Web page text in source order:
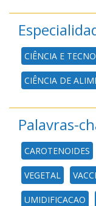
CIÊNCIA E
CIÊNCIA DE
Palavras-
CAROTENOIDES
VEGETAL
UMIDIFICACAO